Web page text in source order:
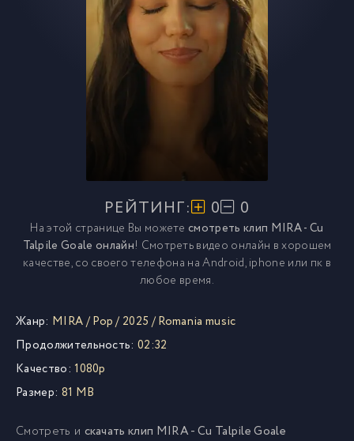
РЕЙТИНГ: 0 0
На этой странице Вы можетесмотреть клип MIRA - Cu
Talpile Goale онлайн! Смотреть видео онлайн в хорошем
качестве, со своего телефона на Android, iphone или пк в
любое время.
Жанр: MIRA/Pop/ 2025 /Romania music
Продолжительность: 02:32
Качество: 1080p
Размер: 81 MB
Смотреть и скачать клип MIRA - Cu Talpile Goale